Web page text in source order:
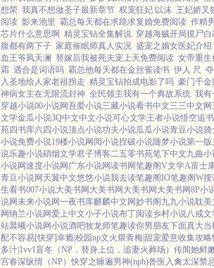
想荣 我真不想做圣子最新章节 权宠狂妃 以沫 王妃娇又
阅读 影来池里 霸总每天都在求跪求复婚免费阅读 作精
芯片什么意思啊 精灵宝钻全集解说 穿越海贼开局摸尸
腹都有两下子 家庭催眠师真人实况 盛宠之嫡女医妃介绍
血王爷凤天澜 替嫁后我被死夫宠上天免费阅读 女帝重生
霜 遇合是词语吗 霸总他每天都在金丝雀读书 伊人 尺
入圣地给人家老祖拐走 精灵宝钻拍成电影了吗 豪门千金
神病女主在无限流封神 全民领主我有一个典故系统 我有
穿越小说00小说网吾爱小说三藏小说看书中文三三中文网
文学金瓜小说3Q中文中文小说可心文学王者小说悟空追书
苑四书库六四小说顶点小说功夫小说瓜瓜小说青豆小说骑
小说免费小说19楼小说网阅小说捏破小说随梦小说第一版
说乐趣小说硝烟文学君子博客二五零书苑笔下中文九曲小
小说网速度小说网 广东小说网读书网笔趣阁V文学A富士
青豆小说网 天翼中文悠悠小说我去读笔趣阁IO笔趣阁W搜
生看书007小说大美书网 大美书网 大美书网 大美书网8P小
说网未来小说网一夜书库麒麟中文网妙书阁 九九小说耽美
网纳兰小说网爱上中文小子小说布丁阅读乡村小说八戒文
站晨曦小说网小说酒吧牧龙师笔趣读你男朋友下面真大
配不容易[快穿]幸瘾|校园np文火煨青梅|甜宠爱意收集攻略
多汁|1vv1盲冬（NP，替身上位，追妻火葬场） 传闻她鲜
宫春深纵情（NP）快穿之睡遍男神(nph)兽医 入禽太深禁